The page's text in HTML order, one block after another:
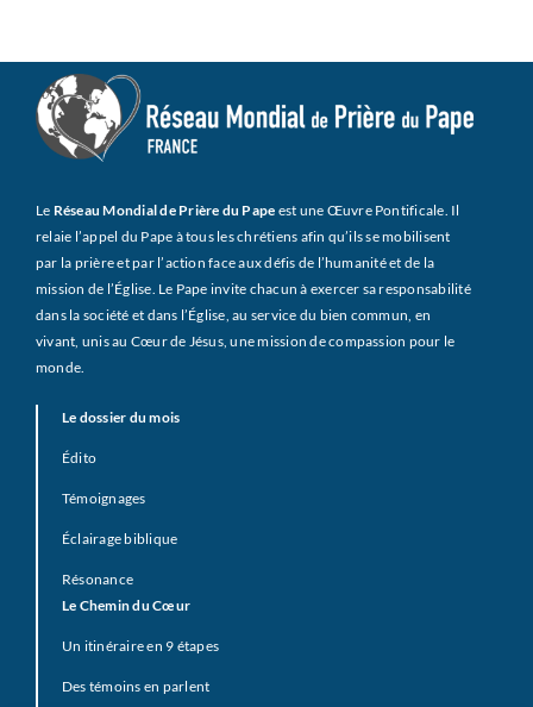
Le Réseau Mondial de Prière du Pape est une Œuvre Pontificale. Il
relaie l’appel du Pape à tous les chrétiens afin qu’ils se mobilisent
par la prière et par l’action face aux défis de l’humanité et de la
mission de l’Église. Le Pape invite chacun à exercer sa responsabilité
dans la société et dans l’Église, au service du bien commun, en
vivant, unis au Cœur de Jésus, une mission de compassion pour le
monde.
Le dossier du mois
Édito
Témoignages
Éclairage biblique
Résonance
Le Chemin du Cœur
Un itinéraire en 9 étapes
Des témoins en parlent